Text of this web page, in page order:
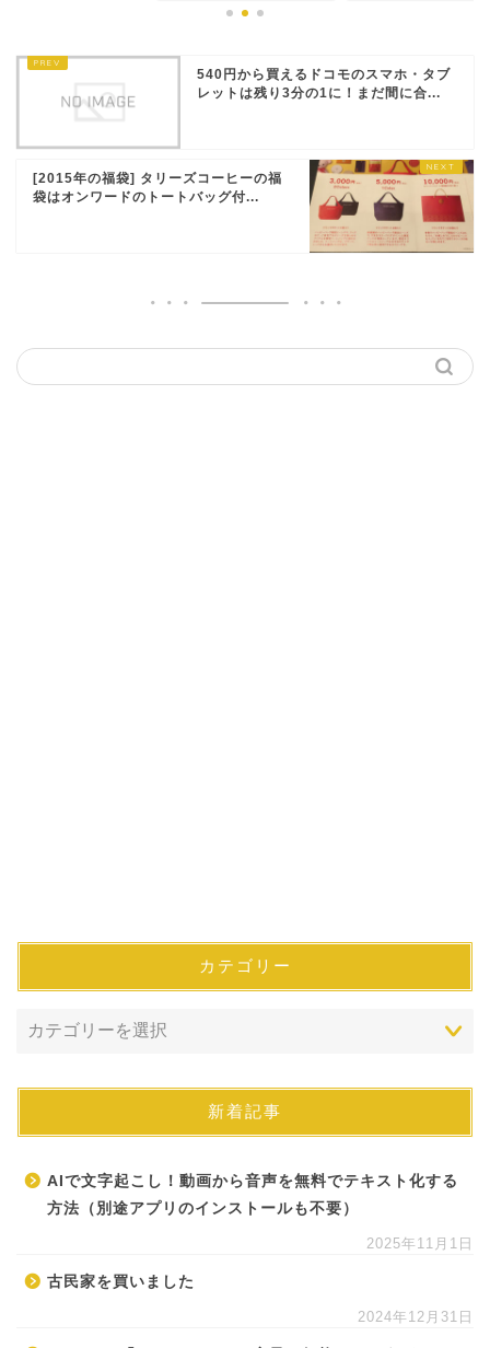
540円から買えるドコモのスマホ・タブ
レットは残り3分の1に！まだ間に合...
[2015年の福袋] タリーズコーヒーの福
袋はオンワードのトートバッグ付...
カテゴリー
新着記事
AIで文字起こし！動画から音声を無料でテキスト化する
方法（別途アプリのインストールも不要）
2025年11月1日
古民家を買いました
2024年12月31日